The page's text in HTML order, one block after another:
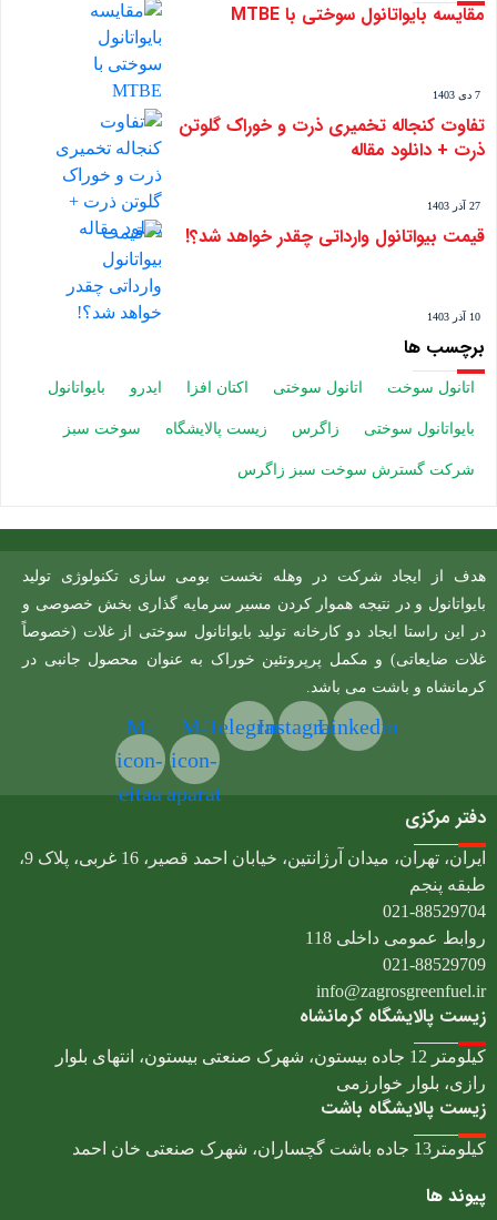
مقایسه بایواتانول سوختی با MTBE
7 دی 1403
تفاوت کنجاله تخمیری ذرت و خوراک گلوتن
ذرت + دانلود مقاله
27 آذر 1403
قیمت بیواتانول وارداتی چقدر خواهد شد؟!
10 آذر 1403
برچسب ها
اتانول سوخت اتانول سوختی اکتان افزا ایدرو بایواتانول
بایواتانول سوختی زاگرس زیست پالایشگاه سوخت سبز
شرکت گسترش سوخت سبز زاگرس
هدف از ایجاد شرکت در وهله نخست بومی سازی تکنولوژی تولید
بایواتانول و در نتیجه هموار کردن مسیر سرمایه گذاری بخش خصوصی و
در این راستا ایجاد دو کارخانه تولید بایواتانول سوختی از غلات (خصوصاً
غلات ضایعاتی) و مکمل پرپروتئین خوراک به عنوان محصول جانبی در
کرمانشاه و باشت می باشد.
Linkedin
Instagram
Telegram
M-
icon-
aparat
M-
icon-
eitaa
دفتر مرکزی
ایران، تهران، میدان آرژانتین، خیابان احمد قصیر، 16 غربی، پلاک 9،
طبقه پنجم
021-88529704
روابط عمومی داخلی 118
021-88529709
info@zagrosgreenfuel.ir​
زیست پالایشگاه کرمانشاه
کیلومتر 12 جاده بیستون، شهرک صنعتی بیستون، انتهای بلوار
رازی، بلوار خوارزمی
زیست پالایشگاه باشت
کیلومتر13 جاده باشت گچساران، شهرک صنعتی خان احمد
پیوند ها